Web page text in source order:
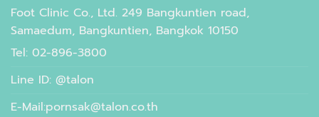
Foot Clinic Co., Ltd. 249 Bangkuntien road,
Samaedum, Bangkuntien, Bangkok 10150
Tel: 02-896-3800
Line ID: @talon
E-Mail:pornsak@talon.co.th